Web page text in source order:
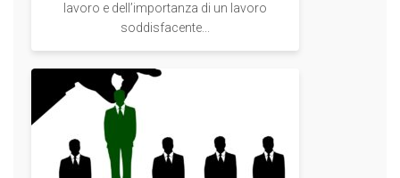
lavoro e dell’importanza di un lavoro
soddisfacente...